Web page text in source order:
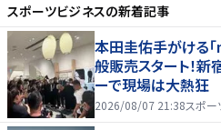
スポーツビジネスの新着記事
本田圭佑手がける
般販売スタート！新
ーで現場は大熱狂
2026/08/07 21:38スポー